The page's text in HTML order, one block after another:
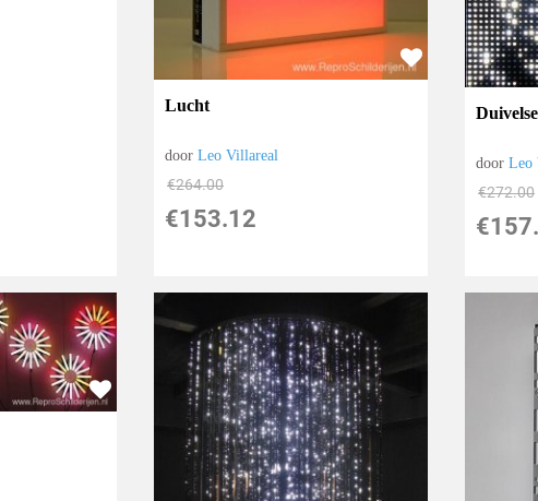
Lucht
doorLeo Villareal
€264.00
€153.12
doorLeo
€272.00
€